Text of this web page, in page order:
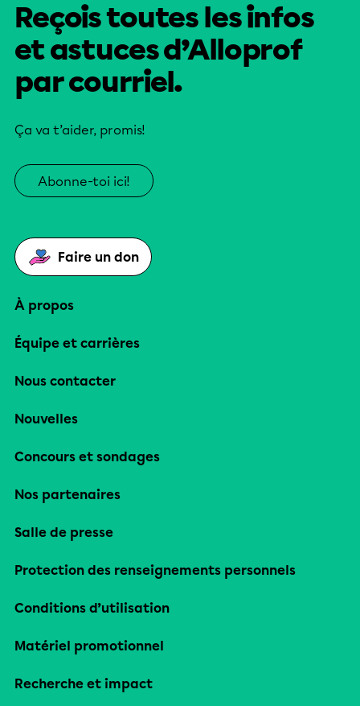
Reçois toutes les infos
et astuces d’Alloprof
par courriel.
Ça va t’aider, promis!
Abonne-toi ici!
Faire un don
À propos
Équipe et carrières
Nous contacter
Nouvelles
Concours et sondages
Nos partenaires
Salle de presse
Protection des renseignements personnels
Conditions d’utilisation
Matériel promotionnel
Recherche et impact